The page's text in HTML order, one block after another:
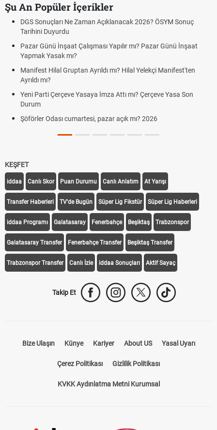
Şu An Popüler İçerikler
DGS Sonuçları Ne Zaman Açıklanacak 2026? ÖSYM Sonuç
Tarihini Duyurdu
Pazar Günü İnşaat Çalışması Yapılır mı? Pazar Günü İnşaat
Yapmak Yasak mı?
Manifest Hilal Gruptan Ayrıldı mı? Hilal Yelekçi Manifest'ten
Ayrıldı mı?
Yeni Parti Çerçeve Yasaya İmza Attı mı? Çerçeve Yasa Son
Durum
Şöförler Odası cumartesi, pazar açık mı? 2026
KEŞFET
iddaa Canlı Skor Puan Durumu Canlı Anlatım At Yarışı
Transfer Haberleri TV'de Bugün Süper Lig Fikstür Süper Lig Haberleri
iddaa Programı Galatasaray Fenerbahçe Beşiktaş Trabzonspor
Galatasaray Transfer Fenerbahçe Transfer Beşiktaş Transfer
Trabzonspor Transfer Canlı İzle iddaa Sonuçları Aktif Sayaç
Takip Et
Bize Ulaşın Künye Kariyer About US Yasal Uyarı
Çerez Politikası Gizlilik Politikası
KVKK Aydınlatma Metni Kurumsal